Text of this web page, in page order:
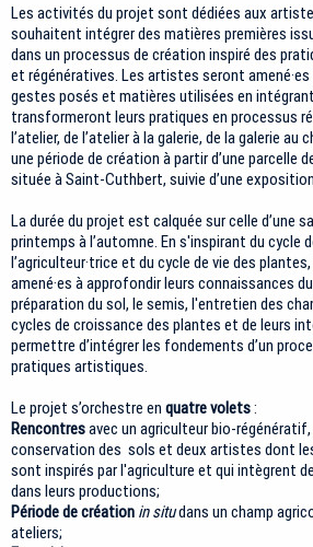
Les activités du projet sont dédiées aux
souhaitent intégrer des matières premières
dans un processus de création inspiré des
et régénératives. Les artistes seront
gestes posés et matières utilisées en
transformeront leurs pratiques en processus
l’atelier, de l’atelier à la galerie, de la galerie au
une période de création à partir d’une parcelle
située à Saint-Cuthbert, suivie d’une
La durée du projet est calquée sur celle d’une
printemps à l’automne. En s'inspirant du cycle
l’agriculteur·trice et du cycle de vie des
amené·es à approfondir leurs connaissances
préparation du sol, le semis, l'entretien des
cycles de croissance des plantes et de leurs
permettre d’intégrer les fondements d’un
pratiques artistiques.
Le projet s’orchestre enquatre volets:
Rencontresavec un agriculteur bio-
conservation des sols et deux artistes dont
sont inspirés par l'agriculture et qui intègrent
dans leurs productions;
Période de création in situdans un champ
ateliers;